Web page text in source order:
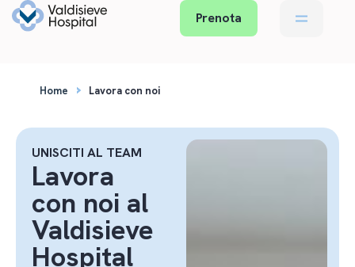
Prenota
Home › Lavora con noi
UNISCITI AL TEAM
Lavora
con noi al
Valdisieve
Hospital